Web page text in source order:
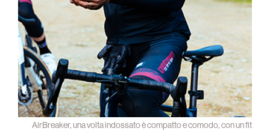
AirBreaker, una volta indossato è compatto e comodo, con un fit